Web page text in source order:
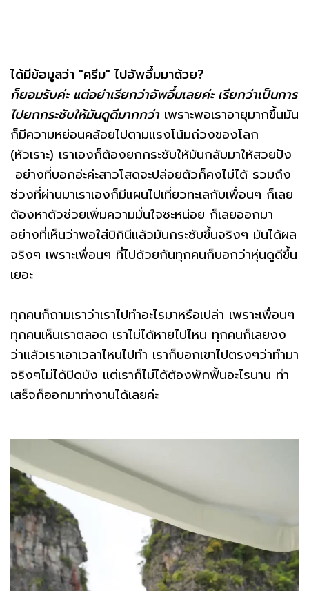
ได้มีข้อมูลว่า "ครีม" ไปอัพอึ๋มมาด้วย?
ก็ยอมรับค่ะ แต่อย่าเรียกว่าอัพอึ๋มเลยค่ะ เรียกว่าเป็นการ
ไปยกกระชับให้มันดูดีมากกว่าเพราะพอเราอายุมากขึ้นมัน
ก็มีความหย่อนคล้อยไปตามแรงโน้มถ่วงของโลก
(หัวเราะ) เราเองก็ต้องยกกระชับให้มันกลับมาให้สวยปัง
อย่างที่บอกอ่ะค่ะสาวโสดจะปล่อยตัวก็คงไม่ได้ รวมถึง
ช่วงที่ผ่านมาเราเองก็มีแผนไปเที่ยวทะเลกับเพื่อนๆ ก็เลย
ต้องหาตัวช่วยเพิ่มความมั่นใจซะหน่อย ก็เลยออกมา
อย่างที่เห็นว่าพอใส่บิกินีแล้วมันกระชับขึ้นจริงๆ มันได้ผล
จริงๆ เพราะเพื่อนๆ ที่ไปด้วยกันทุกคนก็บอกว่าหุ่นดูดีขึ้น
เยอะ
ทุกคนก็ถามเราว่าเราไปทำอะไรมาหรือเปล่า เพราะเพื่อนๆ
ทุกคนเห็นเราตลอด เราไม่ได้หายไปไหน ทุกคนก็เลยงง
ว่าแล้วเราเอาเวลาไหนไปทำ เราก็บอกเขาไปตรงๆว่าทำมา
จริงๆไม่ได้ปิดบัง แต่เราก็ไม่ได้ต้องพักฟื้นอะไรนาน ทำ
เสร็จก็ออกมาทำงานได้เลยค่ะ